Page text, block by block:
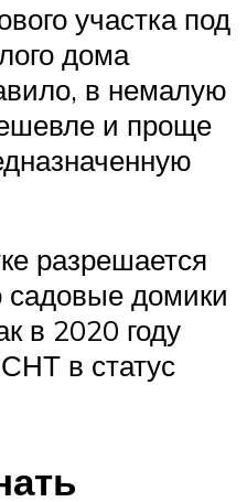
участка под
дома
в немалую
и проще
разрешается
садовые домики
в 2020 году
в статус